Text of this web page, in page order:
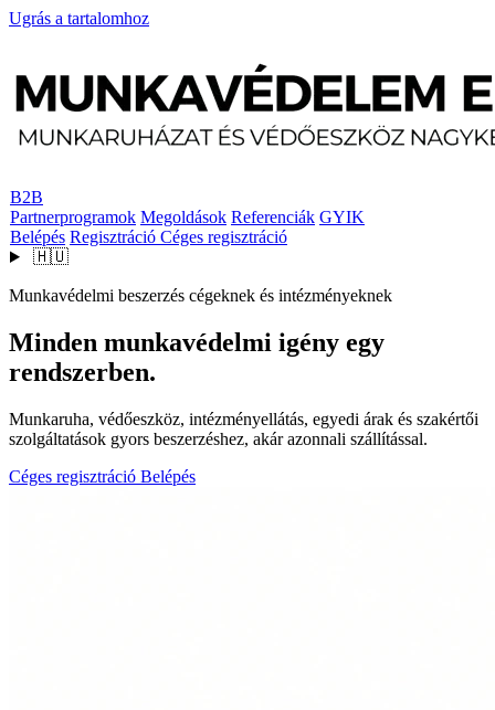
Ugrás a tartalomhoz
B2B
Partnerprogramok Megoldások Referenciák GYIK
Belépés Regisztráció Céges regisztráció
🇭🇺
Munkavédelmi beszerzés cégeknek és intézményeknek
Minden munkavédelmi igény egy
rendszerben.
Munkaruha, védőeszköz, intézményellátás, egyedi árak és szakértői
szolgáltatások gyors beszerzéshez, akár azonnali szállítással.
Céges regisztráció Belépés